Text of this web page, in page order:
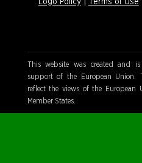
Logo Policy| Terms of Use
This website was created and
support of the European Union.
reflect the views of the
Member States.